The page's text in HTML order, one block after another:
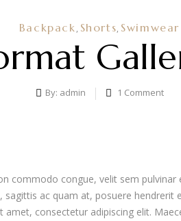
Backpack, Shorts, Swimwear
By: admin 1 Comment
commodo congue, velit sem
sagittis ac quam at, posuere
amet, consectetur adipiscing elit.